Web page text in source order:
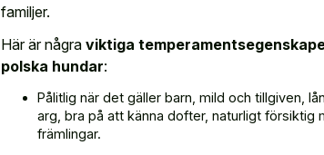
familjer.
Här är några viktiga
polska hundar:
Pålitlig när det gäller barn, mild och tillgiven,
arg, bra på att känna dofter, naturligt försiktig
främlingar.